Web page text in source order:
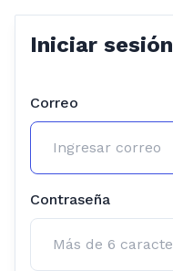
Iniciar sesión
Correo
Contraseña